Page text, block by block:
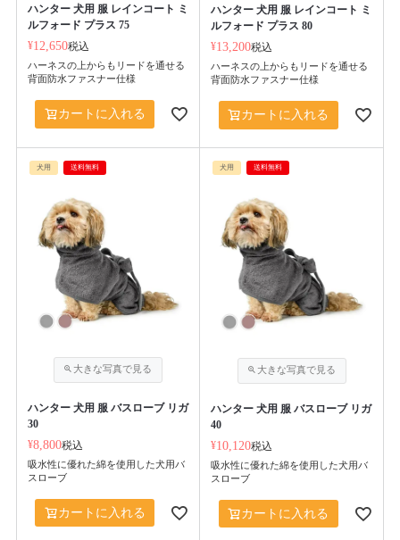
ハンター 犬用 服 レインコート ミ
ルフォード プラス 75
¥12,650税込
ハーネスの上からもリードを通せる
背面防水ファスナー仕様
カートに入れる
ハンター 犬用 服 レインコート ミ
ルフォード プラス 80
¥13,200税込
ハーネスの上からもリードを通せる
背面防水ファスナー仕様
カートに入れる
犬用 送料無料
ハンター 犬用 服 バスローブ リガ
30
¥8,800税込
吸水性に優れた綿を使用した犬用バ
スローブ
カートに入れる
犬用 送料無料
ハンター 犬用 服 バスローブ リガ
40
¥10,120税込
吸水性に優れた綿を使用した犬用バ
スローブ
カートに入れる